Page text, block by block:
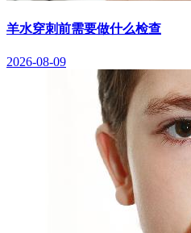
羊水穿刺前需要做什么检查
2026-08-09